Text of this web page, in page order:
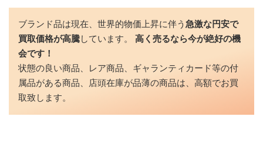
ブランド品は現在、世界的物価上昇に伴う 急激な円安で
買取価格が高騰しています。 高く売るなら今が絶好の機
会です！
状態の良い商品、レア商品、ギャランティカード等の付
属品がある商品、店頭在庫が品薄の商品は、高額でお買
取致します。